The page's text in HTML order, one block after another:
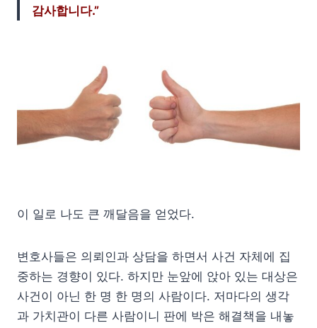
감사합니다.”
이 일로 나도 큰 깨달음을 얻었다.
변호사들은 의뢰인과 상담을 하면서 사건 자체에 집
중하는 경향이 있다. 하지만 눈앞에 앉아 있는 대상은
사건이 아닌 한 명 한 명의 사람이다. 저마다의 생각
과 가치관이 다른 사람이니 판에 박은 해결책을 내놓